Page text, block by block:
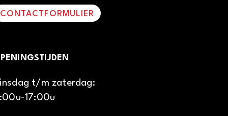
CONTACTFORMULIER
t/m zaterdag:
17:00u